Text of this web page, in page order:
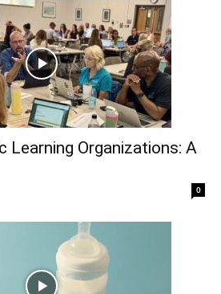
Learning Organizations: A
0